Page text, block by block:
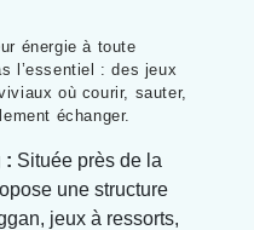
énergie à toute
l’essentiel : des jeux
où courir, sauter,
échanger.
: Située près de la
une structure
jeux à ressorts,